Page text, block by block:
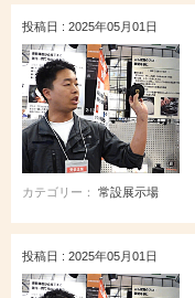
投稿日 : 2025年05月01日
カテゴリー： 常設展示場
投稿日 : 2025年05月01日